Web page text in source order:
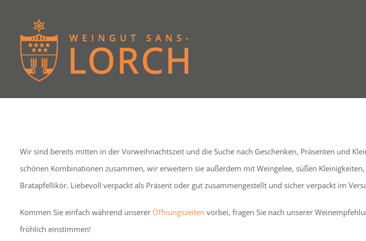
springen
Wir sind bereits mitten in der Vorweihnachtszeit und die Suche nach Geschenken, Präsenten und
schönen Kombinationen zusammen, wir erweitern sie außerdem mit Weingelee, süßen
Bratapfellikör. Liebevoll verpackt als Präsent oder gut zusammengestellt und sicher verpackt im
Kommen Sie einfach während unserer Öffnungszeiten vorbei, fragen Sie nach unserer
fröhlich einstimmen!